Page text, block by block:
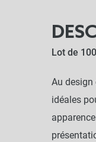
Lot de
Au design
idéales